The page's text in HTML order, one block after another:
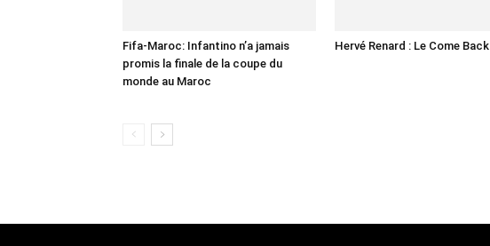
Fifa-Maroc: Infantino n’a jamais
promis la finale de la coupe du
monde au Maroc
Hervé Renard : Le Come Back